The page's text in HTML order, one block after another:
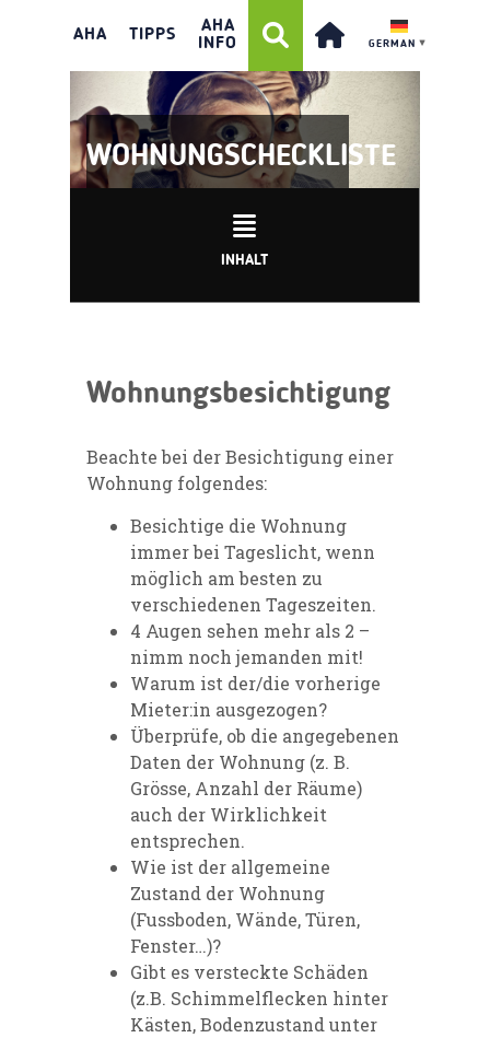
AHA TIPPS
AHA
INFO
GERMAN ▼
WOHNUNGSCHECKLISTE
INHALT
Wohnungsbesichtigung
Beachte bei der Besichtigung einer
Wohnung folgendes:
Besichtige die Wohnung
immer bei Tageslicht, wenn
möglich am besten zu
verschiedenen Tageszeiten.
4 Augen sehen mehr als 2 –
nimm noch jemanden mit!
Warum ist der/die vorherige
Mieter:in ausgezogen?
Überprüfe, ob die angegebenen
Daten der Wohnung (z. B.
Grösse, Anzahl der Räume)
auch der Wirklichkeit
entsprechen.
Wie ist der allgemeine
Zustand der Wohnung
(Fussboden, Wände, Türen,
Fenster…)?
Gibt es versteckte Schäden
(z.B. Schimmelflecken hinter
Kästen, Bodenzustand unter